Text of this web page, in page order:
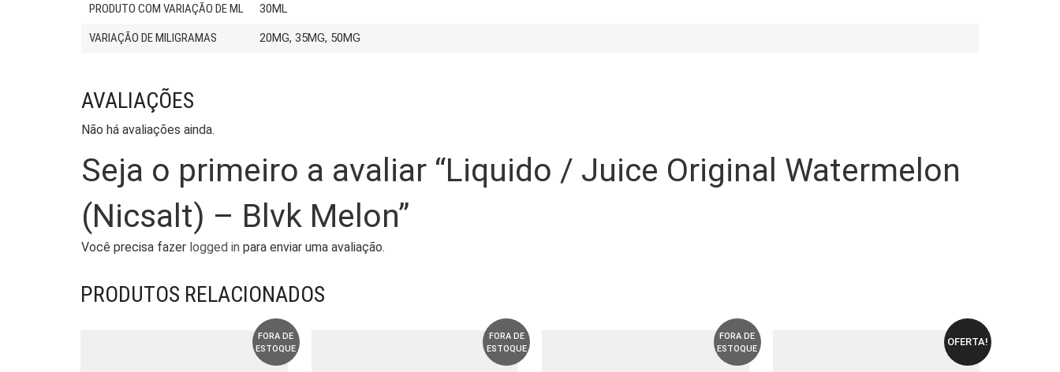
PRODUTO COM VARIAÇÃO DE ML 30ML
VARIAÇÃO DE MILIGRAMAS 20MG, 35MG, 50MG
AVALIAÇÕES
Não há avaliações ainda.
Seja o primeiro a avaliar “Liquido / Juice Original Watermelon
(Nicsalt) – Blvk Melon”
Você precisa fazer logged in para enviar uma avaliação.
PRODUTOS RELACIONADOS
FORA DE
ESTOQUE
FORA DE
ESTOQUE
FORA DE
ESTOQUE
OFERTA!